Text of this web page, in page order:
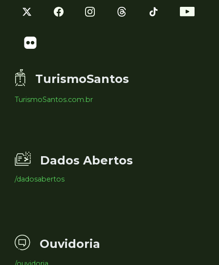
TurismoSantos
TurismoSantos.com.br
Dados Abertos
/dadosabertos
Ouvidoria